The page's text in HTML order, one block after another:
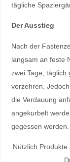
tägliche
Der Ausstieg
Nach der
langsam an feste
zwei Tage, täglich
verzehren.
die Verdauung
angekurbelt
gegessen werden.
Nützlich